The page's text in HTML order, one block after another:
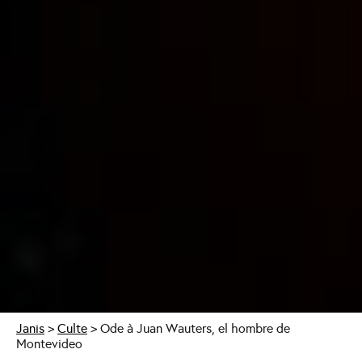
Janis > Culte > Ode à Juan Wauters, el hombre de
Montevideo